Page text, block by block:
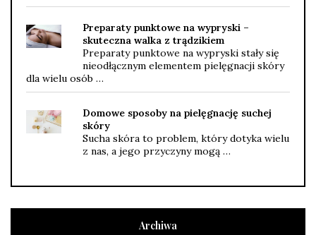
Preparaty punktowe na wypryski –
skuteczna walka z trądzikiem
Preparaty punktowe na wypryski stały się
nieodłącznym elementem pielęgnacji skóry
dla wielu osób …
Domowe sposoby na pielęgnację suchej
skóry
Sucha skóra to problem, który dotyka wielu
z nas, a jego przyczyny mogą …
Archiwa